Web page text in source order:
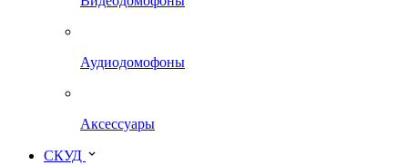
Аудиодомофоны
Аксессуары
СКУД